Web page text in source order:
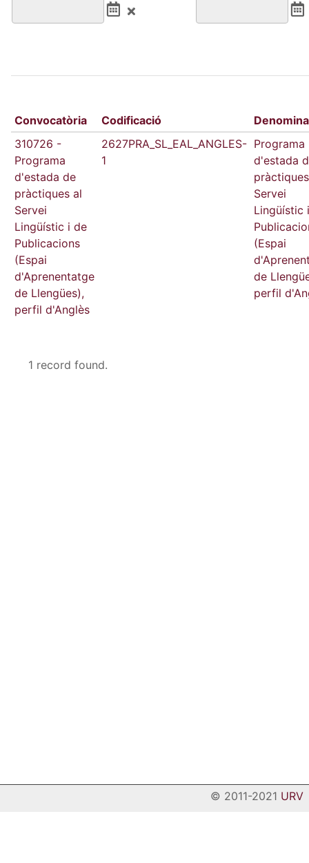
Convocatòria Codificació
310726 -
Programa
d'estada de
pràctiques al
Servei
Lingüístic i de
Publicacions
(Espai
d'Aprenentatge
de Llengües),
perfil d'Anglès
2627PRA_SL_EAL_ANGLES-
1
Programa
d'estada
Servei
Lingüístic
(Espai
de
perfil
1 record found.
© 2011-2021 URV